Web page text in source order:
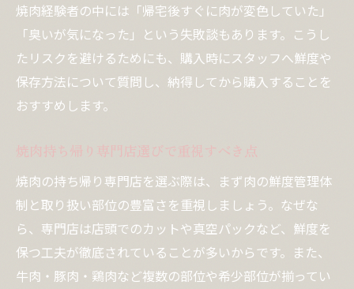
焼肉経験者の中には「帰宅後すぐに肉が変色していた」
「臭いが気になった」という失敗談もあります。こうし
たリスクを避けるためにも、購入時にスタッフへ鮮度や
保存方法について質問し、納得してから購入することを
おすすめします。
焼肉持ち帰り専門店選びで重視すべき点
焼肉の持ち帰り専門店を選ぶ際は、まず肉の鮮度管理体
制と取り扱い部位の豊富さを重視しましょう。なぜな
ら、専門店は店頭でのカットや真空パックなど、鮮度を
保つ工夫が徹底されていることが多いからです。また、
牛肉・豚肉・鶏肉など複数の部位や希少部位が揃ってい